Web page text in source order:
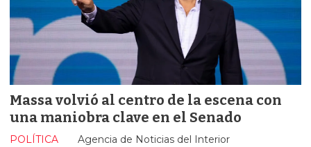
Massa volvió al centro de la escena con
una maniobra clave en el Senado
Agencia de Noticias del Interior
POLÍTICA